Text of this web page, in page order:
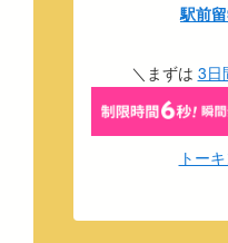
駅前
＼まずは 3日
トー